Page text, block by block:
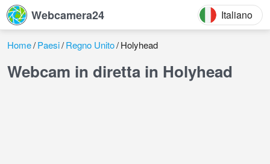
Webcamera24 Italiano
Home Paesi Regno Unito Holyhead
Webcam in diretta in Holyhead